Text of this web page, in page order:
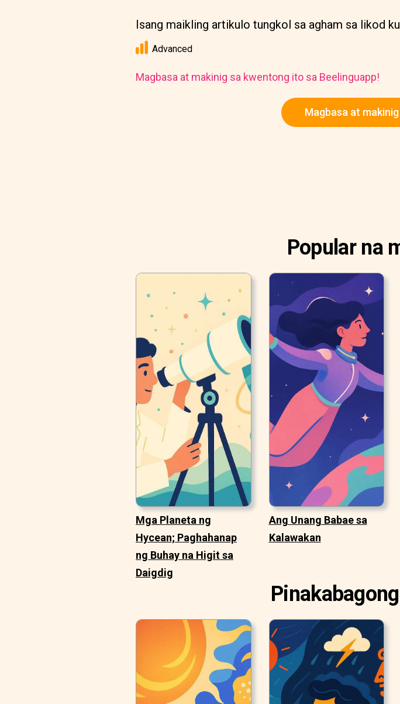
Isang maikling artikulo tungkol sa agham sa likod
Advanced
Magbasa at makinig sa kwentong ito sa Beelinguapp!
Magbasa at
Popular na
Mga Planeta ng
Hycean; Paghahanap
ng Buhay na Higit sa
Daigdig
Ang Unang Babae sa
Kalawakan